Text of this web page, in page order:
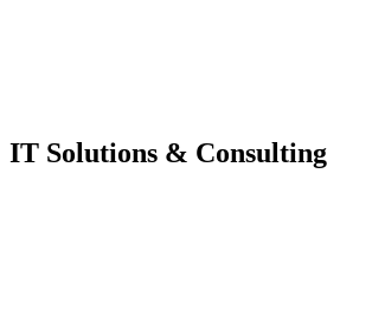
IT Solutions & Consulting